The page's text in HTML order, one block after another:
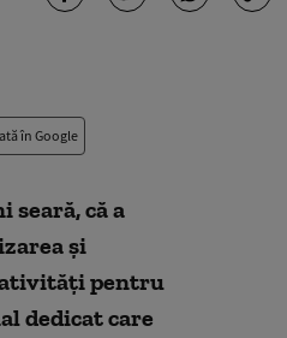
în Google
că a
şi
pentru
dedicat care